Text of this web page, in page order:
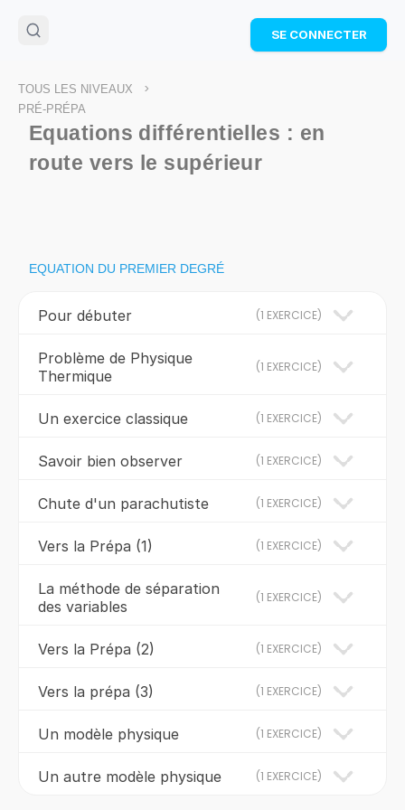
🌴Cahier de vacances offert
: révise les maths cet
Télécharge ton PDF gratuit et progresse avec des
SE CONNECTER
TOUS LES NIVEAUX >
PRÉ-PRÉPA
Equations différentielles : en
route vers le supérieur
EQUATION DU PREMIER DEGRÉ
Pour débuter (1 EXERCICE)
Problème de Physique
Thermique
(1 EXERCICE)
Un exercice classique (1 EXERCICE)
Savoir bien observer (1 EXERCICE)
Chute d'un parachutiste (1 EXERCICE)
Vers la Prépa (1) (1 EXERCICE)
La méthode de séparation
des variables
(1 EXERCICE)
Vers la Prépa (2) (1 EXERCICE)
Vers la prépa (3) (1 EXERCICE)
Un modèle physique (1 EXERCICE)
Un autre modèle physique (1 EXERCICE)